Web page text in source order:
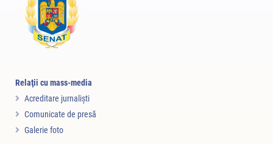
Relaţii cu mass-media
Acreditare jurnalişti
Comunicate de presă
Galerie foto